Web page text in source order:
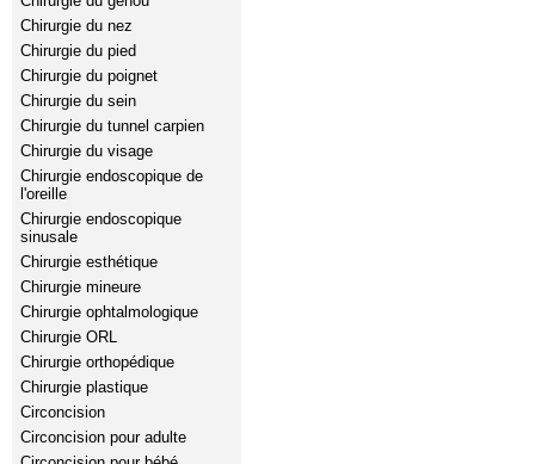
Chirurgie du nez
Chirurgie du pied
Chirurgie du poignet
Chirurgie du sein
Chirurgie du tunnel carpien
Chirurgie du visage
Chirurgie endoscopique de
l'oreille
Chirurgie endoscopique
sinusale
Chirurgie esthétique
Chirurgie mineure
Chirurgie ophtalmologique
Chirurgie ORL
Chirurgie orthopédique
Chirurgie plastique
Circoncision
Circoncision pour adulte